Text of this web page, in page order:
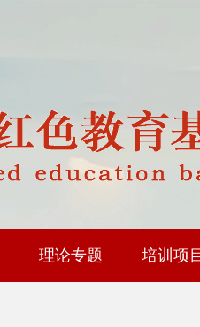
理论专题 培训项目